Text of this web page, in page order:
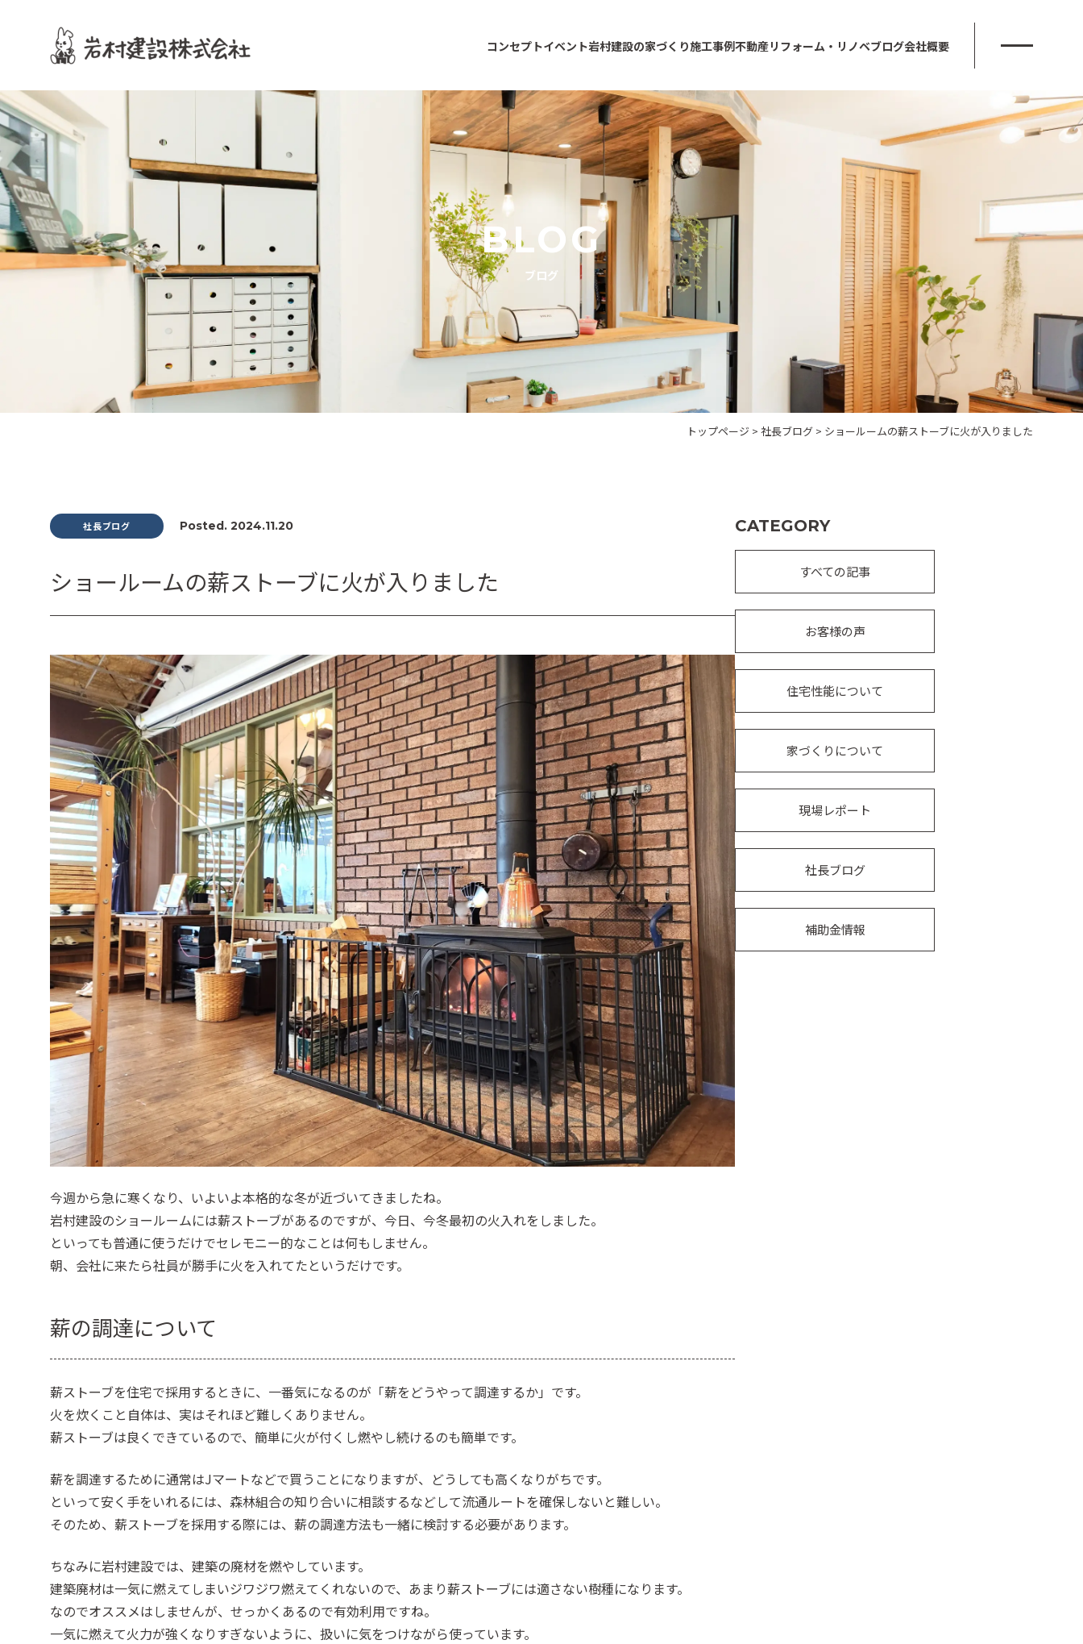
コンセプトイベント岩村建設の家づくり施工事例不動産リフォーム・リノベブログ会社概要
BLOG
ブログ
トップページ >社長ブログ > ショールームの薪ストーブに火が入りました
社長ブログ Posted. 2024.11.20
ショールームの薪ストーブに火が入りました
今週から急に寒くなり、いよいよ本格的な冬が近づいてきましたね。
岩村建設のショールームには薪ストーブがあるのですが、今日、今冬最初の火入れをしました。
といっても普通に使うだけでセレモニー的なことは何もしません。
朝、会社に来たら社員が勝手に火を入れてたというだけです。
薪の調達について
薪ストーブを住宅で採用するときに、一番気になるのが「薪をどうやって調達するか」です。
火を炊くこと自体は、実はそれほど難しくありません。
薪ストーブは良くできているので、簡単に火が付くし燃やし続けるのも簡単です。
薪を調達するために通常はJマートなどで買うことになりますが、どうしても高くなりがちです。
といって安く手をいれるには、森林組合の知り合いに相談するなどして流通ルートを確保しないと難しい。
そのため、薪ストーブを採用する際には、薪の調達方法も一緒に検討する必要があります。
ちなみに岩村建設では、建築の廃材を燃やしています。
建築廃材は一気に燃えてしまいジワジワ燃えてくれないので、あまり薪ストーブには適さない樹種になります。
なのでオススメはしませんが、せっかくあるので有効利用ですね。
一気に燃えて火力が強くなりすぎないように、扱いに気をつけながら使っています。
CATEGORY
すべての記事
お客様の声
住宅性能について
家づくりについて
現場レポート
社長ブログ
補助金情報